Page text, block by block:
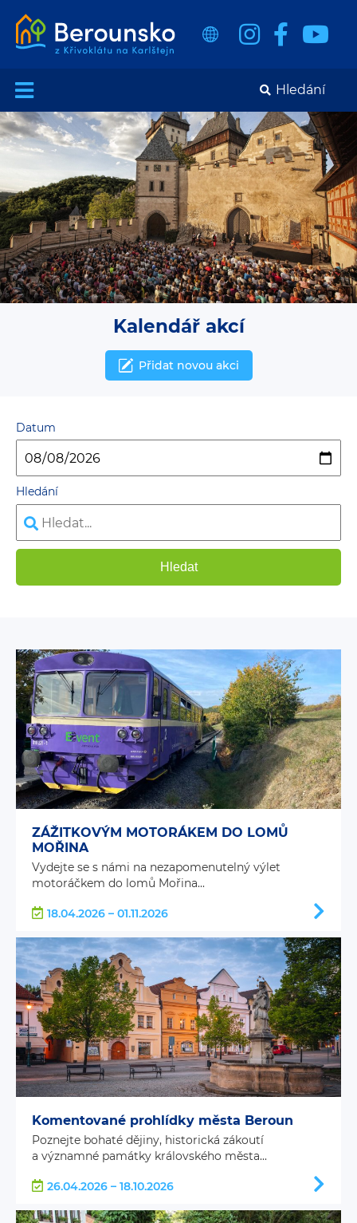
Kalendář akcí
Přidat novou akci
Datum
Hledání
ZÁŽITKOVÝM MOTORÁKEM DO LOMŮ
MOŘINA
Vydejte se s námi na nezapomenutelný výlet
motoráčkem do lomů Mořina...
18.04.2026 – 01.11.2026
Komentované prohlídky města Beroun
Poznejte bohaté dějiny, historická zákoutí
a významné památky královského města...
26.04.2026 – 18.10.2026